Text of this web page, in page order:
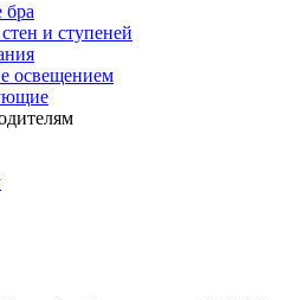
бра
и ступеней
освещением